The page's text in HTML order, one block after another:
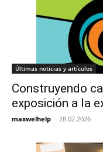
Últimas noticias y artículos
Construyendo
exposición a la
maxwelhelp - 28.02.2026